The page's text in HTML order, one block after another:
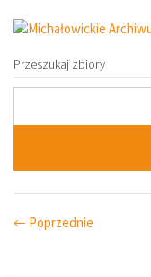
Przeszukaj zbiory
← Poprzednie